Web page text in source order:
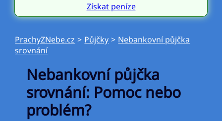
Získat peníze
PrachyZNebe.cz > Půjčky > Nebankovní půjčka
srovnání
Nebankovní půjčka
srovnání: Pomoc nebo
problém?